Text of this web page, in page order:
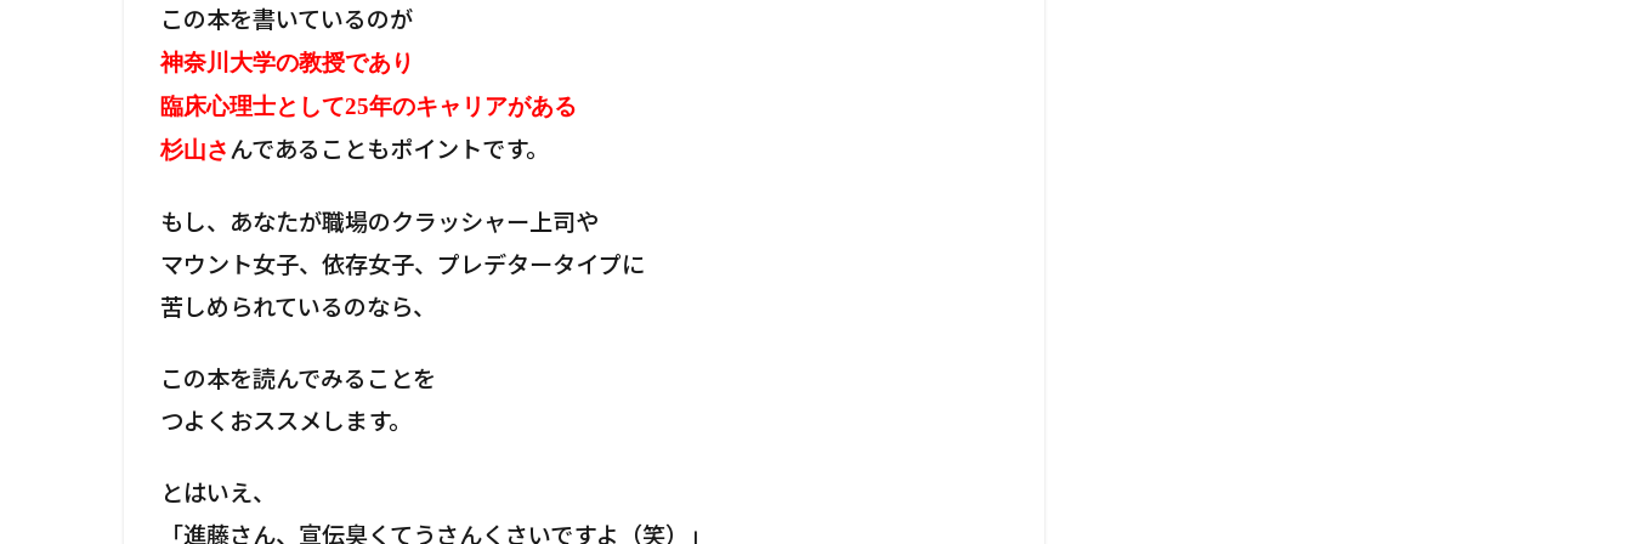
この本を書いているのが
神奈川大学の教授であり
臨床心理士として25年のキャリアがある
杉山さ んであることもポイントです。
もし、あなたが職場のクラッシャー上司や
マウント女子、依存女子、プレデタータイプに
苦しめられているのなら、
この本を読んでみることを
つよくおススメします。
とはいえ、
「進藤さん、宣伝臭くてうさんくさいですよ（笑）」